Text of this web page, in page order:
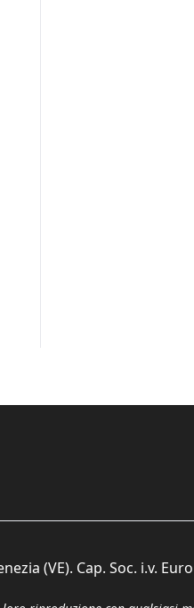
(VE). Cap. Soc. i.v. Euro